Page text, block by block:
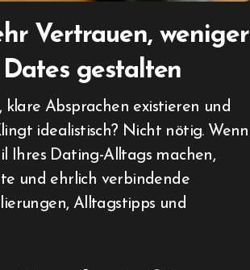
Vertrauen, weniger
gestalten
idealistisch? Nicht nötig. Wenn
Ihres Dating-Alltags machen,
und ehrlich verbindende
Alltagstipps und